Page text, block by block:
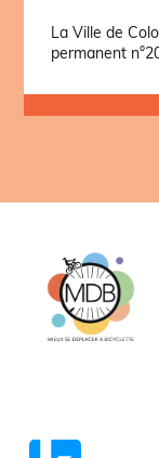
La Ville de
permanent